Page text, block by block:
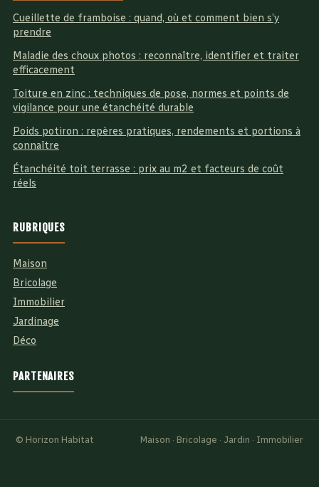
Cueillette de framboise : quand, où et comment bien s’y
prendre
Maladie des choux photos : reconnaître, identifier et traiter
efficacement
Toiture en zinc : techniques de pose, normes et points de
vigilance pour une étanchéité durable
Poids potiron : repères pratiques, rendements et portions à
connaître
Étanchéité toit terrasse : prix au m2 et facteurs de coût
réels
RUBRIQUES
Maison
Bricolage
Immobilier
Jardinage
Déco
PARTENAIRES
© Horizon Habitat Maison · Bricolage · Jardin · Immobilier